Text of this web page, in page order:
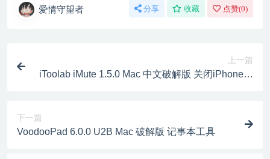
爱情守望者 分享 收藏 点赞(0)
上一篇
iToolab iMute 1.5.0 Mac 中文破解版 关闭iPhone拍
下一篇
VoodooPad 6.0.0 U2B Mac 破解版 记事本工具